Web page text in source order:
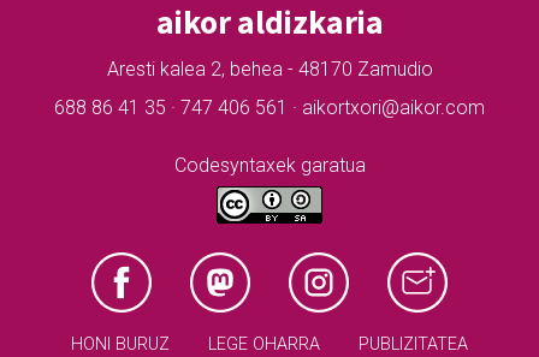
aikor aldizkaria
Aresti kalea 2, behea - 48170 Zamudio
688 86 41 35 · 747 406 561 · aikortxori@aikor.com
Codesyntaxek garatua
HONI BURUZ LEGE OHARRA PUBLIZITATEA